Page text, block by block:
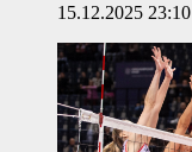
15.12.2025 23:10